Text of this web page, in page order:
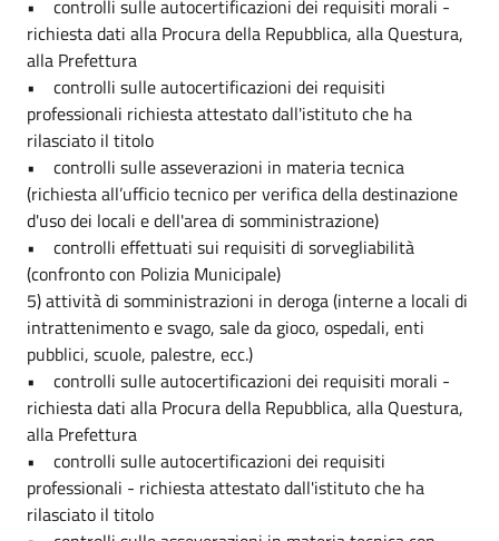
• controlli sulle autocertificazioni dei requisiti morali -
richiesta dati alla Procura della Repubblica, alla Questura,
alla Prefettura
• controlli sulle autocertificazioni dei requisiti
professionali richiesta attestato dall'istituto che ha
rilasciato il titolo
• controlli sulle asseverazioni in materia tecnica
(richiesta all’ufficio tecnico per verifica della destinazione
d'uso dei locali e dell'area di somministrazione)
• controlli effettuati sui requisiti di sorvegliabilità
(confronto con Polizia Municipale)
5) attività di somministrazioni in deroga (interne a locali di
intrattenimento e svago, sale da gioco, ospedali, enti
pubblici, scuole, palestre, ecc.)
• controlli sulle autocertificazioni dei requisiti morali -
richiesta dati alla Procura della Repubblica, alla Questura,
alla Prefettura
• controlli sulle autocertificazioni dei requisiti
professionali - richiesta attestato dall'istituto che ha
rilasciato il titolo